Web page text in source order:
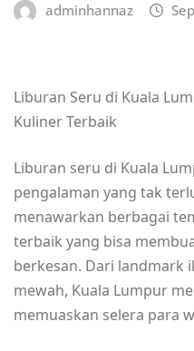
adminhannaz
Liburan Seru di Kuala
Kuliner Terbaik
Liburan seru di Kuala
pengalaman yang tak
menawarkan berbagai
terbaik yang bisa
berkesan. Dari landmark
mewah, Kuala Lumpur
memuaskan selera para